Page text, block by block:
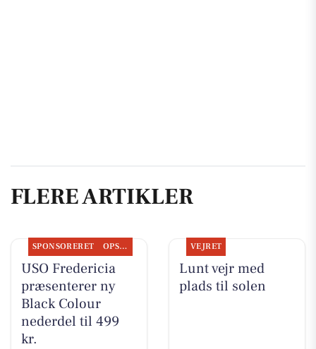
FLERE ARTIKLER
SPONSORERET OPSLAGSTAVLEN
USO Fredericia
præsenterer ny
Black Colour
nederdel til 499
kr.
VEJRET
Lunt vejr med
plads til solen